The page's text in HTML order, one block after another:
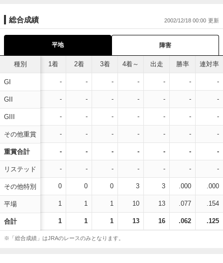
総合成績 2002/12/18 00:00
平地 障害
種別
GI
GII
GIII
その他重賞
重賞合計
リステッド
その他特別
平場
合計
1着 2着 3着 4着～ 出走 勝率 連対率
- - - - - - -
- - - - - - -
- - - - - - -
- - - - - - -
- - - - - - -
- - - - - - -
0 0 0 3 3 .000 .000
1 1 1 10 13 .077 .154
1 1 1 13 16 .062 .125
※「総合成績」はJRAのレースのみとなります。